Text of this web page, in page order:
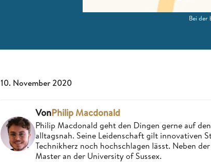
Bei der
10. November 2020
VonPhilip Macdonald
Philip Macdonald geht den Dingen gerne auf
alltagsnah. Seine Leidenschaft gilt innovativen
Technikherz noch hochschlagen lässt. Neben
Master an der University of Sussex.